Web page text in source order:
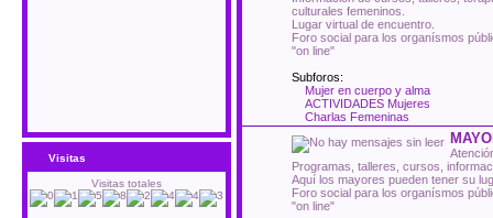
Visitas
Visitas totales
culturales femeninos.
Lugar virtual de encuentro.
Foro social para los organísmos
"on line"
Subforos:
Mujer en cuerpo y alma
ACTIVIDADES Mujeres
Charlas Femeninas
Programas, talleres, cursos,
Aquí los mayores pueden tener su
Foro social para los organísmos
"on line"